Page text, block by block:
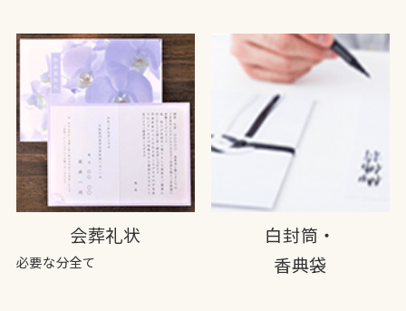
会葬礼状
必要な分全て
白封筒・
香典袋